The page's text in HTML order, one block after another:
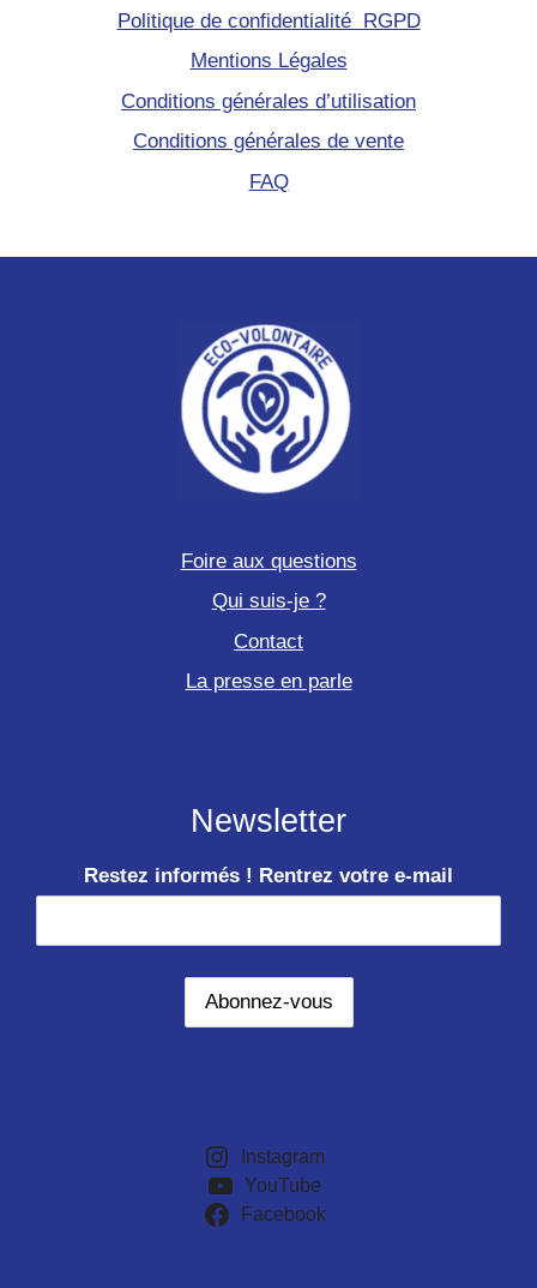
Politique de confidentialité RGPD
Mentions Légales
Conditions générales d’utilisation
Conditions générales de vente
FAQ
Foire aux questions
Qui suis-je ?
Contact
La presse en parle
Newsletter
Restez informés ! Rentrez votre e-mail
Instagram
YouTube
Facebook